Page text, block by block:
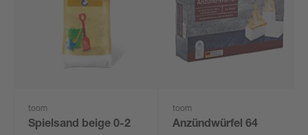
toom
Spielsand beige 0-2
toom
Anzündwürfel 64